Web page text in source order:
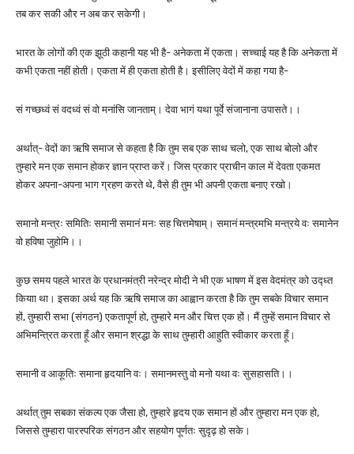
तब कर सकी और न अब कर सकेगी।
भारत के लोगों की एक झूठी कहानी यह भी है- अनेकता में एकता। सच्चाई यह है कि अनेकता में
कभी एकता नहीं होती। एकता में ही एकता होती है। इसीलिए वेदों में कहा गया है-
सं गच्छध्वं सं वदध्वं सं वो मनांसि जानताम्। देवा भागं यथा पूर्वे संजानाना उपासते।।
अर्थात्- वेदों का ऋषि समाज से कहता है कि तुम सब एक साथ चलो, एक साथ बोलो और
तुम्हारे मन एक समान होकर ज्ञान प्राप्त करें। जिस प्रकार प्राचीन काल में देवता एकमत
होकर अपना-अपना भाग ग्रहण करते थे, वैसे ही तुम भी अपनी एकता बनाए रखो।
समानो मन्त्रः समितिः समानी समानं मनः सह चित्तमेषाम्। समानं मन्त्रमभि मन्त्रये वः समानेन
वो हविषा जुहोमि।।
कुछ समय पहले भारत के प्रधानमंत्री नरेन्द्र मोदी ने भी एक भाषण में इस वेदमंत्र को उद्ध्त
कियाा था। इसका अर्थ यह कि ऋषि समाज का आह्वान करता है कि तुम सबके विचार समान
हों, तुम्हारी सभा (संगठन) एकतापूर्ण हो, तुम्हारे मन और चित्त एक हों। मैं तुम्हें समान विचार से
अभिमन्त्रित करता हूँ और समान श्रद्धा के साथ तुम्हारी आहुति स्वीकार करता हूँ।
समानी व आकूतिः समाना हृदयानि वः। समानमस्तु वो मनो यथा वः सुसहासति।।
अर्थात् तुम सबका संकल्प एक जैसा हो, तुम्हारे हृदय एक समान हों और तुम्हारा मन एक हो,
जिससे तुम्हारा पारस्परिक संगठन और सहयोग पूर्णतः सुदृढ़ हो सके।